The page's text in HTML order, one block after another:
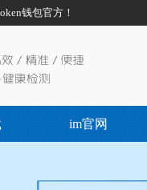
钱包官方！
im官网